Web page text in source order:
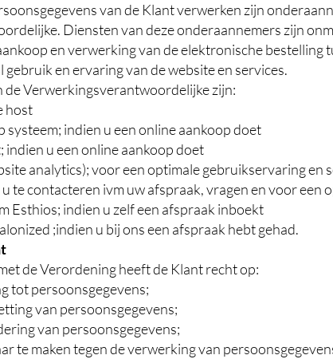
van de Klant verwerken zijn
Diensten van deze onderaannemers zijn
en verwerking van de elektronische
gebruik en ervaring van de website en services.
de Verwerkingsverantwoordelijke zijn:
host
systeem; indien u een online aankoop doet
u een online aankoop doet
analytics); voor een optimale gebruikservaring en
te contacteren ivm uw afspraak, vragen en voor een
Esthios; indien u zelf een afspraak inboekt
;indien u bij ons een afspraak hebt gehad.
de Verordening heeft de Klant recht op:
tot persoonsgegevens;
van persoonsgegevens;
van persoonsgegevens;
te maken tegen de verwerking van